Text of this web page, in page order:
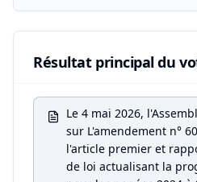
Résultat principal du
Le 4 mai 2026,
sur L'amendement n°
l'article premier et
de loi actualisant la